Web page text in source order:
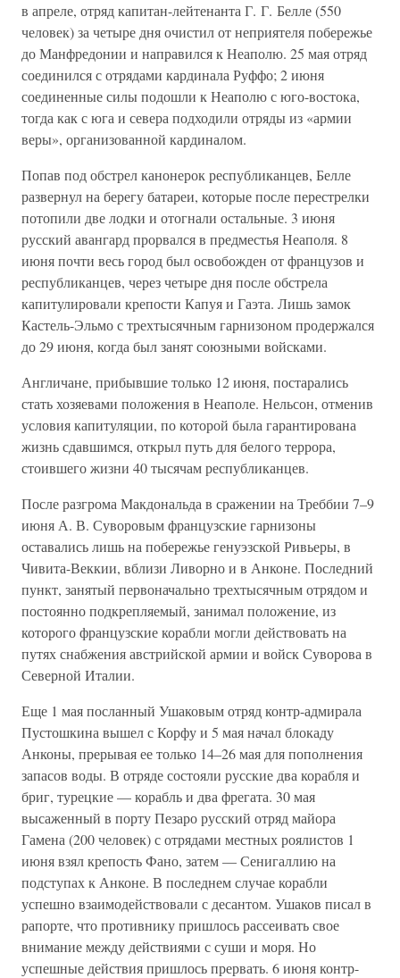
в апреле, отряд капитан-лейтенанта Г. Г. Белле (550
человек) за четыре дня очистил от неприятеля побережье
до Манфредонии и направился к Неаполю. 25 мая отряд
соединился с отрядами кардинала Руффо; 2 июня
соединенные силы подошли к Неаполю с юго-востока,
тогда как с юга и севера подходили отряды из «армии
веры», организованной кардиналом.
Попав под обстрел канонерок республиканцев, Белле
развернул на берегу батареи, которые после перестрелки
потопили две лодки и отогнали остальные. 3 июня
русский авангард прорвался в предместья Неаполя. 8
июня почти весь город был освобожден от французов и
республиканцев, через четыре дня после обстрела
капитулировали крепости Капуя и Гаэта. Лишь замок
Кастель-Эльмо с трехтысячным гарнизоном продержался
до 29 июня, когда был занят союзными войсками.
Англичане, прибывшие только 12 июня, постарались
стать хозяевами положения в Неаполе. Нельсон, отменив
условия капитуляции, по которой была гарантирована
жизнь сдавшимся, открыл путь для белого террора,
стоившего жизни 40 тысячам республиканцев.
После разгрома Макдональда в сражении на Треббии 7–9
июня А. В. Суворовым французские гарнизоны
оставались лишь на побережье генуэзской Ривьеры, в
Чивита-Веккии, вблизи Ливорно и в Анконе. Последний
пункт, занятый первоначально трехтысячным отрядом и
постоянно подкрепляемый, занимал положение, из
которого французские корабли могли действовать на
путях снабжения австрийской армии и войск Суворова в
Северной Италии.
Еще 1 мая посланный Ушаковым отряд контр-адмирала
Пустошкина вышел с Корфу и 5 мая начал блокаду
Анконы, прерывая ее только 14–26 мая для пополнения
запасов воды. В отряде состояли русские два корабля и
бриг, турецкие — корабль и два фрегата. 30 мая
высаженный в порту Пезаро русский отряд майора
Гамена (200 человек) с отрядами местных роялистов 1
июня взял крепость Фано, затем — Сенигаллию на
подступах к Анконе. В последнем случае корабли
успешно взаимодействовали с десантом. Ушаков писал в
рапорте, что противнику пришлось рассеивать свое
внимание между действиями с суши и моря. Но
успешные действия пришлось прервать. 6 июня контр-